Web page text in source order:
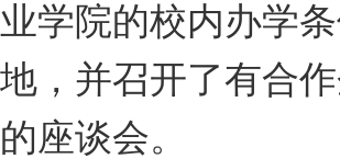
业学院的校内办学
地，并召开了有合
的座谈会。